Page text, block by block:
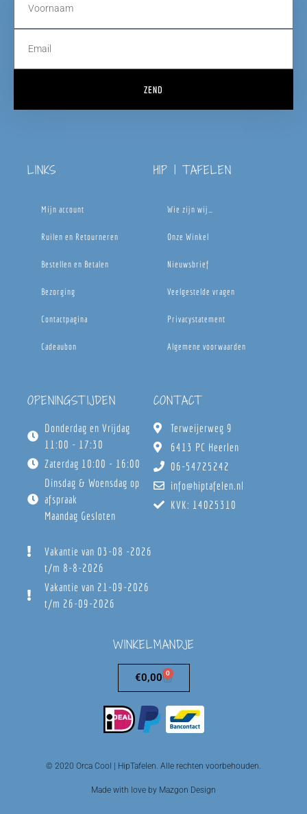
ZEND
LINKS
Mijn account
Ruilen en Retourneren
Bestellen en Betalen
Bezorging
Contactpagina
Cadeaubon
HIP | TAFELEN
Wie zijn wij…
Onze Winkel
Nieuwsbrief
Veelgestelde vragen
Privacystatement
Algemene voorwaarden
OPENINGSTIJDEN
Donderdag en Vrijdag
11:00 - 17:30
Zaterdag 10:00 - 16:00
Dinsdag & Woensdag op
afspraak
Maandag Gesloten
Vakantie van 03-08 -2026
t/m 8-8-2026
Vakantie van 21-09-2026
t/m 26-09-2026
CONTACT
Terweijerweg 9
6413 PC Heerlen
06-54725242
info@hiptafelen.nl
KVK: 14025310
WINKELMANDJE
€0,00 0
© 2020 Orca Cool | HipTafelen. Alle rechten voorbehouden.
Made with love by Mazgon Design